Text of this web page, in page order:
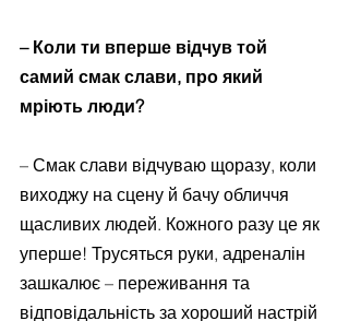
– Коли ти вперше відчув той
самий смак слави, про який
мріють люди?
– Смак слави відчуваю щоразу, коли
виходжу на сцену й бачу обличчя
щасливих людей. Кожного разу це як
уперше! Трусяться руки, адреналін
зашкалює – переживання та
відповідальність за хороший настрій